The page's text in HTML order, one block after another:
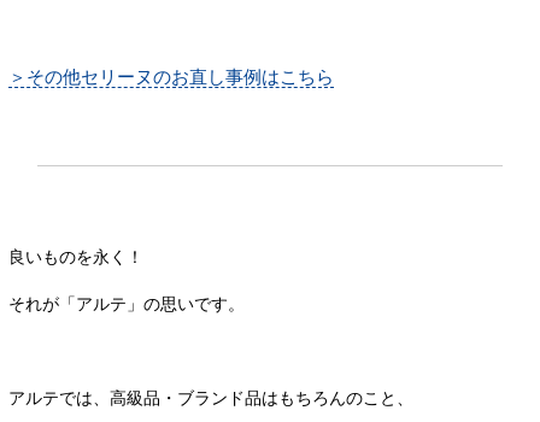
＞その他セリーヌのお直し事例はこちら
良いものを永く！
それが「アルテ」の思いです。
アルテでは、高級品・ブランド品はもちろんのこと、